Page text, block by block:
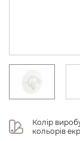
Колір
кольорів